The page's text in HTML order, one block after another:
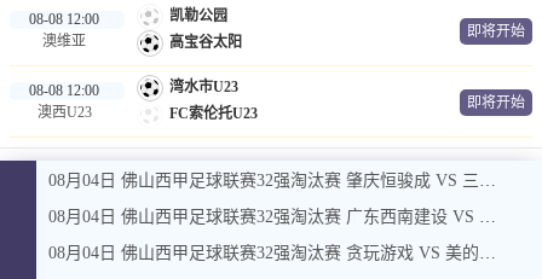
08-08 12:00
澳维亚
凯勒公园
高宝谷太阳
即将开始
08-08 12:00
澳西U23
湾水市U23
FC索伦托U23
即将开始
08月04日 佛山西甲足球联赛32强淘汰赛 肇庆恒骏成 VS 三七互娱 全场录像
08月04日 佛山西甲足球联赛32强淘汰赛 广东西南建设 VS 香港圣徒 全场录像
08月04日 佛山西甲足球联赛32强淘汰赛 贪玩游戏 VS 美的薪火 全场录像